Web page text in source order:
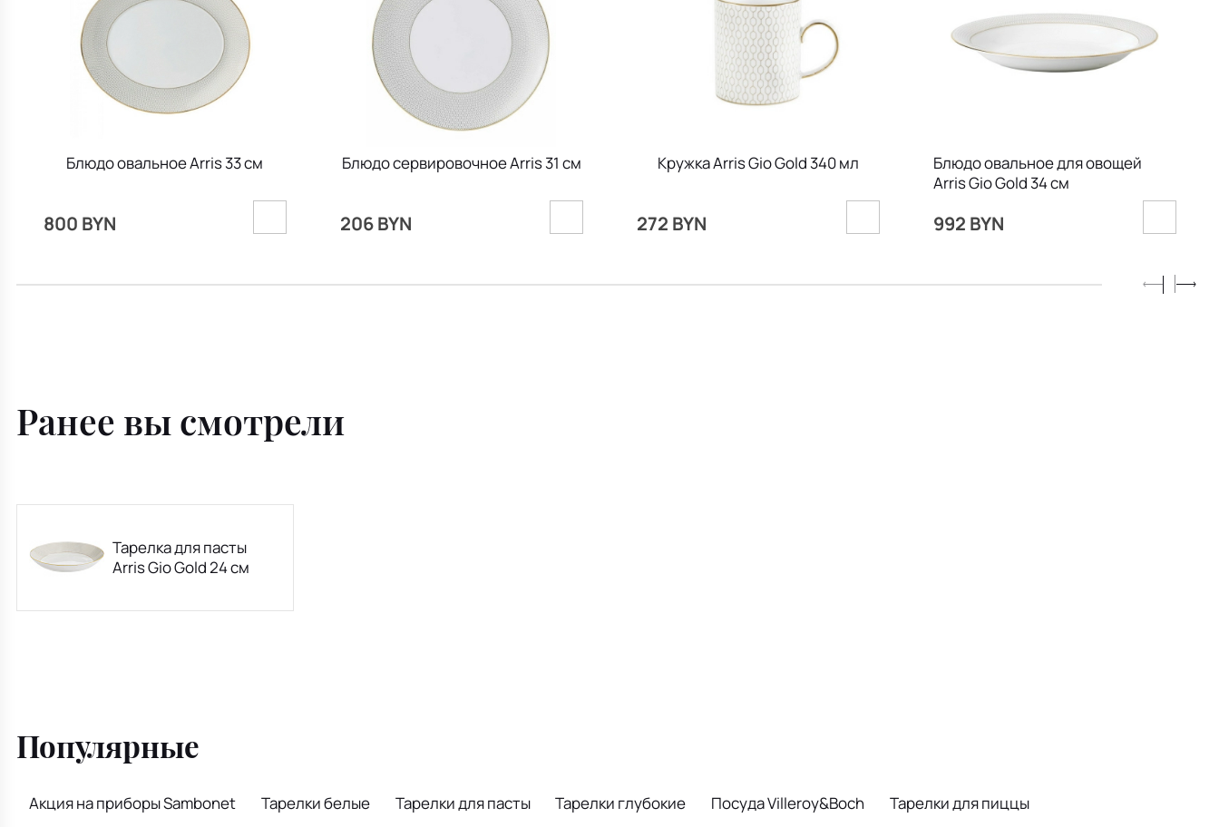
Блюдо овальное Arris 33 см
800 BYN
Блюдо сервировочное Arris 31 см
206 BYN
Кружка Arris Gio Gold 340 мл
272 BYN
Блюдо овальное для овощей
Arris Gio Gold 34 см
992 BYN
Ранее вы смотрели
Тарелка для пасты
Arris Gio Gold 24 см
Популярные
Акция на приборы Sambonet Тарелки белые Тарелки для пасты Тарелки глубокие Посуда Villeroy&Boch
Тарелки для пиццы